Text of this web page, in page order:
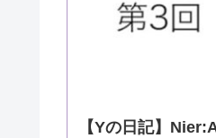
【Yの日記】